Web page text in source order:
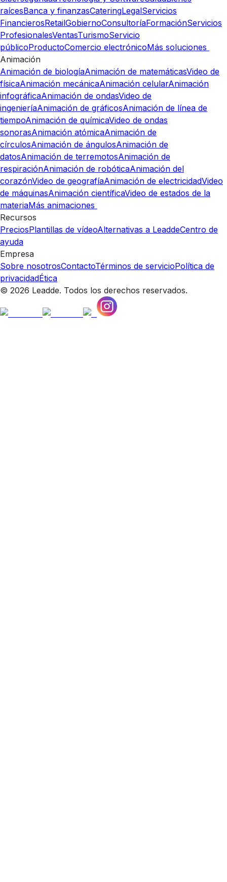
raícesBanca y finanzasCateringLegalServicios
FinancierosRetailGobiernoConsultoríaFormaciónServicios
ProfesionalesVentasTurismoServicio
públicoProductoComercio electrónicoMás soluciones
Animación
Animación de biologíaAnimación de matemáticasVideo de
físicaAnimación mecánicaAnimación celularAnimación
infográficaAnimación de ondasVideo de
ingenieríaAnimación de gráficosAnimación de línea de
tiempoAnimación de químicaVideo de ondas
sonorasAnimación atómicaAnimación de
círculosAnimación de ángulosAnimación de
datosAnimación de terremotosAnimación de
respiraciónAnimación de robóticaAnimación del
corazónVideo de geografíaAnimación de electricidadVideo
de máquinasAnimación científicaVideo de estados de la
materiaMás animaciones
Recursos
PreciosPlantillas de vídeoAlternativas a LeaddeCentro de
ayuda
Empresa
Sobre nosotrosContactoTérminos de servicioPolítica de
privacidadÉtica
© 2026 Leadde. Todos los derechos reservados.